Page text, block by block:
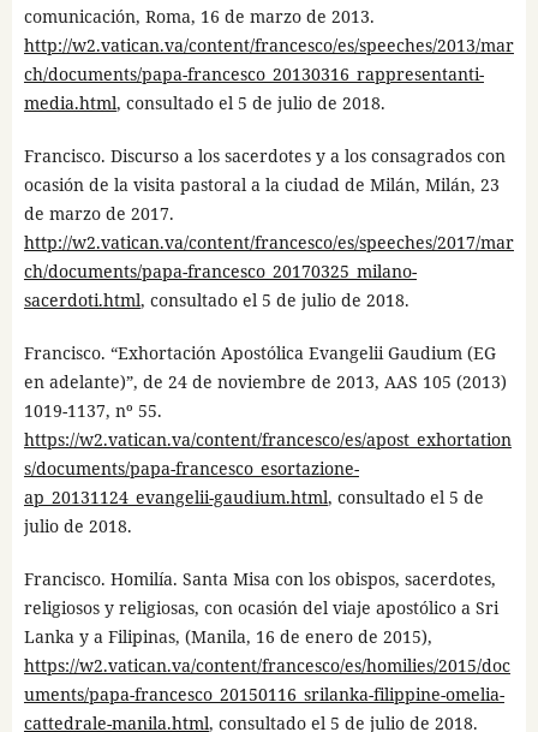
comunicación, Roma, 16 de marzo de 2013.
http://w2.vatican.va/content/francesco/es/speeches/2013/mar
ch/documents/papa-francesco_20130316_rappresentanti-
media.html, consultado el 5 de julio de 2018.
Francisco. Discurso a los sacerdotes y a los consagrados con
ocasión de la visita pastoral a la ciudad de Milán, Milán, 23
de marzo de 2017.
http://w2.vatican.va/content/francesco/es/speeches/2017/mar
ch/documents/papa-francesco_20170325_milano-
sacerdoti.html, consultado el 5 de julio de 2018.
Francisco. “Exhortación Apostólica Evangelii Gaudium (EG
en adelante)”, de 24 de noviembre de 2013, AAS 105 (2013)
1019-1137, nº 55.
https://w2.vatican.va/content/francesco/es/apost_exhortation
s/documents/papa-francesco_esortazione-
ap_20131124_evangelii-gaudium.html, consultado el 5 de
julio de 2018.
Francisco. Homilía. Santa Misa con los obispos, sacerdotes,
religiosos y religiosas, con ocasión del viaje apostólico a Sri
Lanka y a Filipinas, (Manila, 16 de enero de 2015),
https://w2.vatican.va/content/francesco/es/homilies/2015/doc
uments/papa-francesco_20150116_srilanka-filippine-omelia-
cattedrale-manila.html, consultado el 5 de julio de 2018.